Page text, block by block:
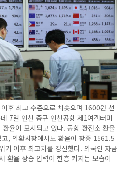
후 최고 수준으로 치솟으며 1600원 선
7일 인천 중구 인천공항 제1여객터미
율이 표시되고 있다. 공항 환전소 환율
, 외환시장에서도 환율이 장중 1561.5
기 이후 최고치를 경신했다. 외국인 자금
환율 상승 압력이 한층 커지는 모습이